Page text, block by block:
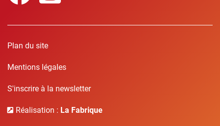
Plan du site
Mentions légales
S'inscrire à la newsletter
Réalisation : La Fabrique